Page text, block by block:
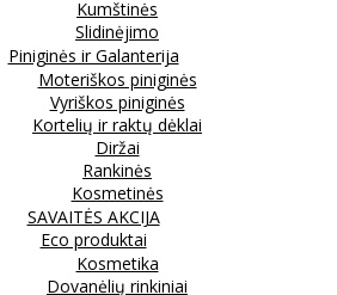
Kumštinės
Slidinėjimo
Piniginės ir Galanterija
Moteriškos piniginės
Vyriškos piniginės
Kortelių ir raktų dėklai
Diržai
Rankinės
Kosmetinės
SAVAITĖS AKCIJA
Eco produktai
Kosmetika
Dovanėlių rinkiniai